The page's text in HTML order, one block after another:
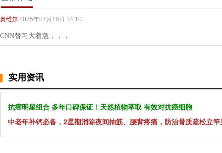
奥维尔 2025年07月19日 14:10
CNN替习大着急，，，
实用资讯
抗癌明星组合 多年口碑保证！天然植物萃取 有效对抗癌细胞
中老年补钙必备，2星期消除夜间抽筋、腰背疼痛，防治骨质疏松立竿